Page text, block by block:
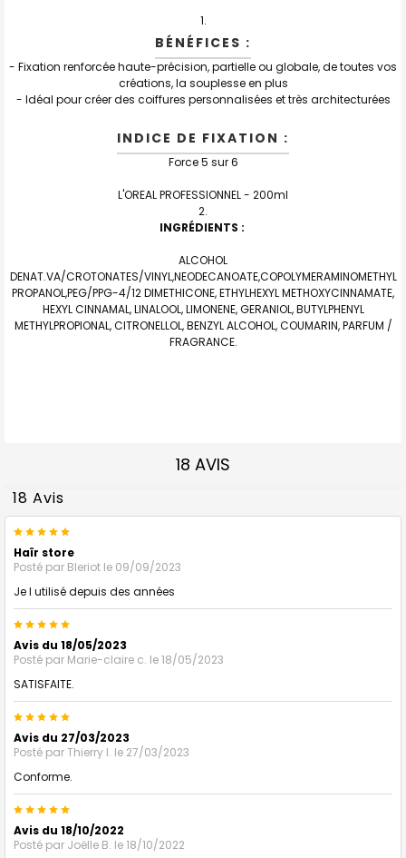
SELECTIONNER
J'AJOUTE
LA
BÉNÉFICES :
- Fixation renforcée haute-précision, partielle ou globale, de toutes vos
créations, la souplesse en plus
- Idéal pour créer des coiffures personnalisées et très architecturées
INDICE DE FIXATION :
Force 5 sur 6
L'OREAL PROFESSIONNEL - 200ml
INGRÉDIENTS :
ALCOHOL
DENAT.VA/CROTONATES/VINYL,NEODECANOATE,COPOLYMERAMINOMETHYL
PROPANOL,PEG/PPG-4/12 DIMETHICONE, ETHYLHEXYL METHOXYCINNAMATE,
HEXYL CINNAMAL, LINALOOL, LIMONENE, GERANIOL, BUTYLPHENYL
METHYLPROPIONAL, CITRONELLOL, BENZYL ALCOHOL, COUMARIN, PARFUM /
FRAGRANCE.
18 AVIS
18 Avis
5
Haïr store
Posté par Bleriot le 09/09/2023
Je l utilisé depuis des années
5
Avis du 18/05/2023
Posté par Marie-claire c. le 18/05/2023
SATISFAITE.
5
Avis du 27/03/2023
Posté parThierry l. le 27/03/2023
Conforme.
5
Avis du 18/10/2022
Posté par Joëlle B. le 18/10/2022